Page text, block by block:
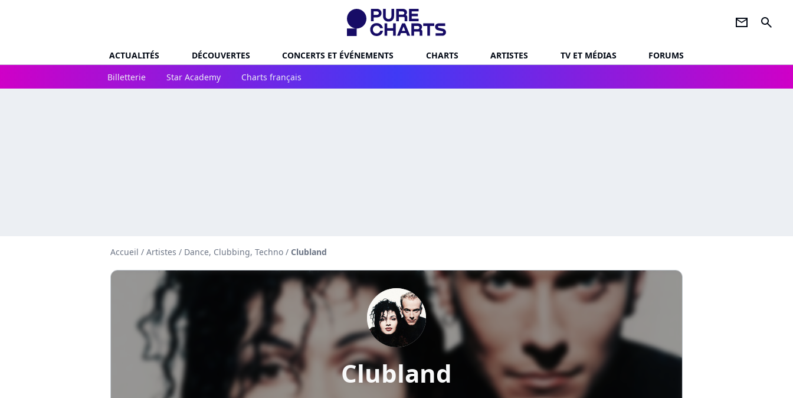
newsletter search
ACTUALITÉS DÉCOUVERTES CONCERTS ET ÉVÉNEMENTS CHARTS ARTISTES TV ET MÉDIAS
FORUMS
Billetterie
Star Academy Charts français
Accueil / Artistes / Dance, Clubbing, Techno / Clubland
Clubland